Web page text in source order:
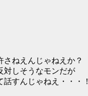
ねえんじゃねえか？
対しそうなモンだが
すんじゃねえ・・・！